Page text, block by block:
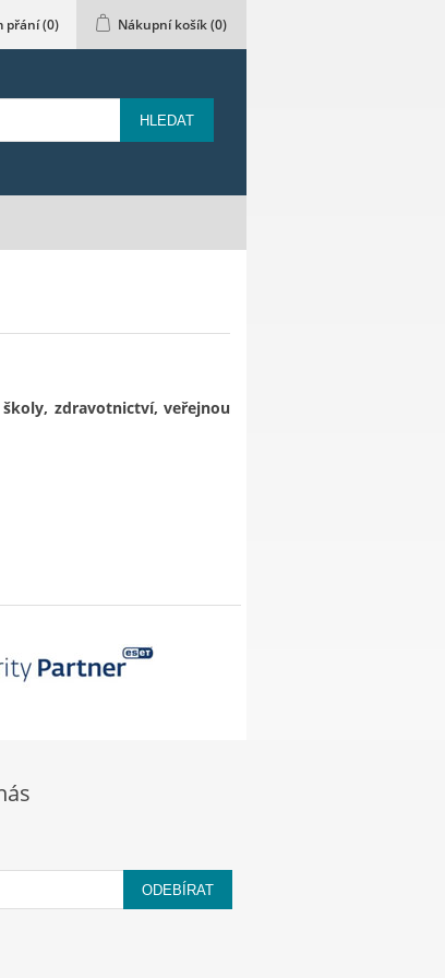
přání(0) Nákupní košík(0)
HLEDAT
zdravotnictví, veřejnou
ODEBÍRAT